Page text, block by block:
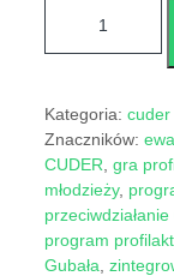
Kategoria: cuder
Znaczników:
CUDER gra
młodzieży,
program
Gubała